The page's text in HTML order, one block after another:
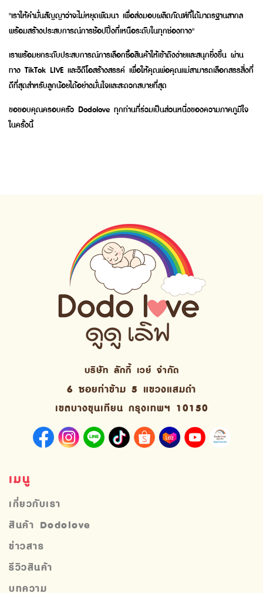
"เราให้คำมั่นสัญญาว่าจะไม่หยุดพัฒนา เพื่อส่งมอบผลิตภัณฑ์ที่ได้มาตรฐานสากล
พร้อมสร้างประสบการณ์การช้อปปิ้งที่เหนือระดับในทุกช่องทาง"
เราพร้อมยกระดับประสบการณ์การเลือกซื้อสินค้าให้เข้าถึงง่ายและสนุกยิ่งขึ้น ผ่าน
ทาง TikTok LIVE และวิดีโอสร้างสรรค์ เพื่อให้คุณพ่อคุณแม่สามารถเลือกสรรสิ่งที่
ดีที่สุดสำหรับลูกน้อยได้อย่างมั่นใจและสะดวกสบายที่สุด
ขอขอบคุณครอบครัว Dodolove ทุกท่านที่ร่วมเป็นส่วนหนึ่งของความภาคภูมิใจ
ในครั้งนี้
บริษัท ลักกี้ เวย์ จํากัด
6 ซอยท่าข้าม 5 แขวงแสมดำ
เขตบางขุนเทียน กรุงเทพฯ 10150
เมนู
เกี่ยวกับเรา
สินค้า Dodolove
ข่าวสาร
รีวิวสินค้า
บทความ